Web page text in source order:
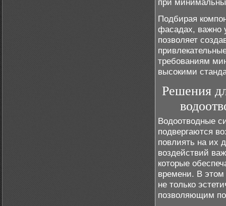
при
Подбирая
фасадах, важно
позволяет
требованиям
высокими
Решения
Водоотводные
подвергаются
повлиять на их
воздействий
которые
времени. В этом
не только
позволяющим